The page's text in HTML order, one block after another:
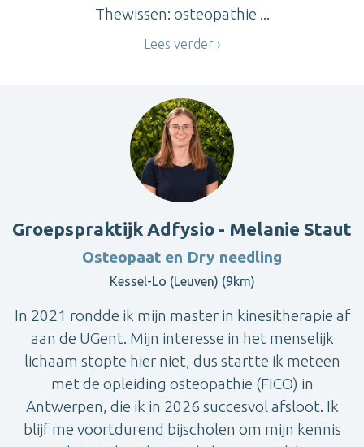
Thewissen: osteopathie ...
Lees verder
Groepspraktijk Adfysio - Melanie Staut
Osteopaat en Dry needling
Kessel-Lo (Leuven) (9km)
In 2021 rondde ik mijn master in kinesitherapie af
aan de UGent. Mijn interesse in het menselijk
lichaam stopte hier niet, dus startte ik meteen
met de opleiding osteopathie (FICO) in
Antwerpen, die ik in 2026 succesvol afsloot. Ik
blijf me voortdurend bijscholen om mijn kennis